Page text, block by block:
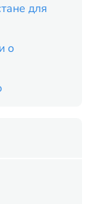
для
о